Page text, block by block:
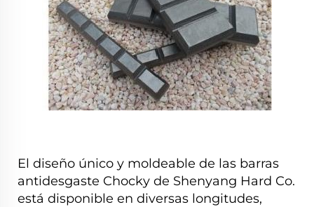
El diseño único y moldeable de las barras
antidesgaste Chocky de Shenyang Hard Co.
está disponible en diversas longitudes,